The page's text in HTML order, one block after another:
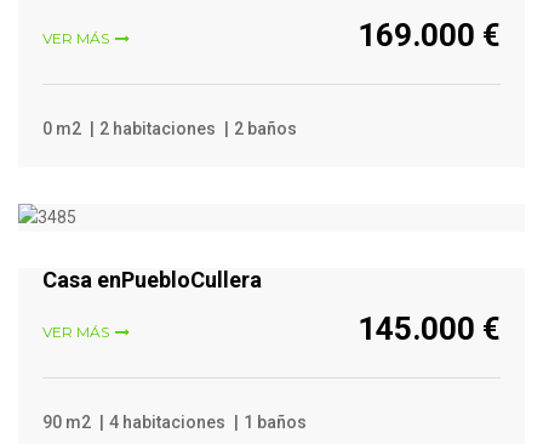
VER MÁS 169.000 €
0 m2 2 habitaciones 2 baños
Casa enPuebloCullera
VER MÁS 145.000 €
90 m2 4 habitaciones 1 baños